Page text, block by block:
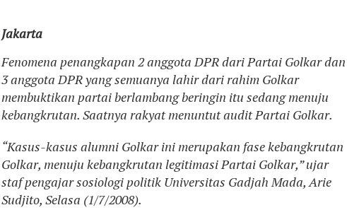
Jakarta
Fenomena penangkapan 2 anggota DPR dari Partai Golkar dan
3 anggota DPR yang semuanya lahir dari rahim Golkar
membuktikan partai berlambang beringin itu sedang menuju
kebangkrutan. Saatnya rakyat menuntut audit Partai Golkar.
“Kasus-kasus alumni Golkar ini merupakan fase kebangkrutan
Golkar, menuju kebangkrutan legitimasi Partai Golkar,” ujar
staf pengajar sosiologi politik Universitas Gadjah Mada, Arie
Sudjito, Selasa (1/7/2008).